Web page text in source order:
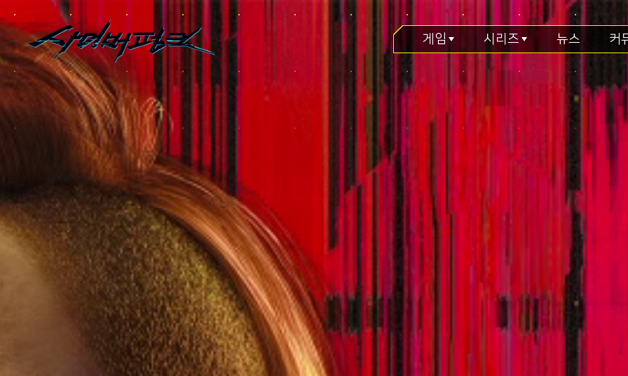
게임 시리즈 뉴스 커